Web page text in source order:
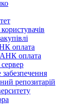
оплата
оплата
репозитарій